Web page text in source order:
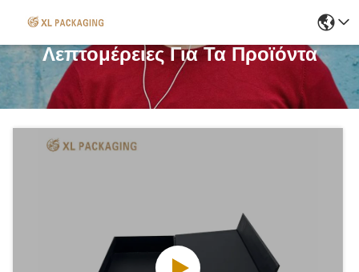
Λεπτομέρειες Για Τα Προϊόντα